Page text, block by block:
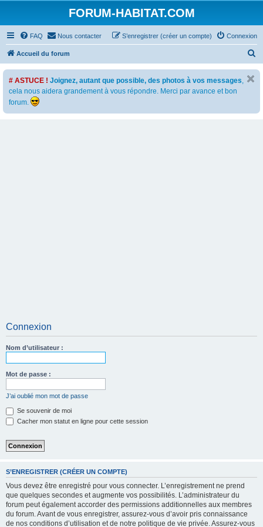
FORUM-HABITAT.COM
FAQ Nous contacter Connexion
S’enregistrer (créer un compte)
Accueil du forum
e
# ASTUCE ! Joignez, autant que possible, des photos à vos messages,
cela nous aidera grandement à vous répondre. Merci par avance et bon
forum.
Connexion
Nom d’utilisateur :
Mot de passe :
J’ai oublié mon mot de passe
Se souvenir de moi
Cacher mon statut en ligne pour cette session
S’ENREGISTRER (CRÉER UN COMPTE)
Vous devez être enregistré pour vous connecter. L’enregistrement ne prend
que quelques secondes et augmente vos possibilités. L’administrateur du
forum peut également accorder des permissions additionnelles aux membres
du forum. Avant de vous enregistrer, assurez-vous d’avoir pris connaissance
de nos conditions d’utilisation et de notre politique de vie privée. Assurez-vous